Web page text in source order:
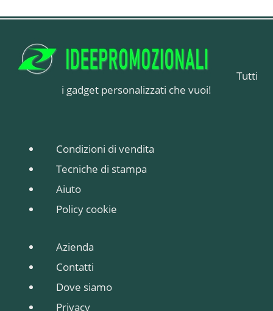
preventivo.
immediata di appunti e
possibile anche la
stampa a piu' colori su
richiesta preventivo.Tutti
i gadget personalizzati che vuoi!
Condizioni di vendita
Tecniche di stampa
Aiuto
Policy cookie
Azienda
Contatti
Dove siamo
Privacy